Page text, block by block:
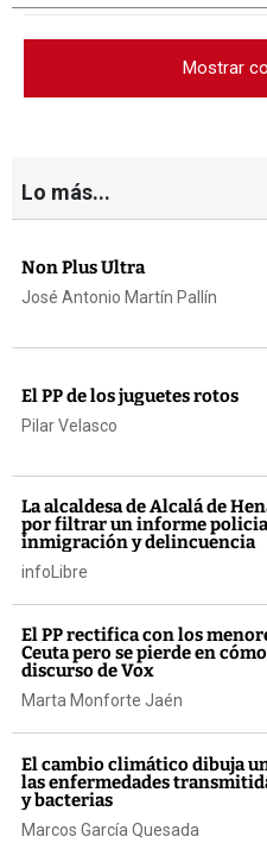
Mostrar
Lo más...
Non Plus Ultra
José Antonio Martín Pallín
El PP de los juguetes rotos
Pilar Velasco
La alcaldesa de Alcalá de
por filtrar un informe
inmigración y delincuencia
infoLibre
El PP rectifica con los
Ceuta pero se pierde en
discurso de Vox
Marta Monforte Jaén
El cambio climático dibuja
las enfermedades
y bacterias
Marcos García Quesada